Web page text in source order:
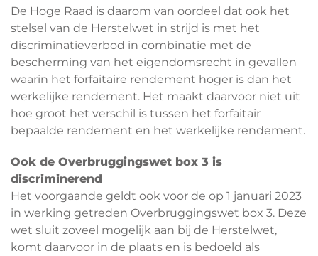
De Hoge Raad is daarom van oordeel dat ook het
stelsel van de Herstelwet in strijd is met het
discriminatieverbod in combinatie met de
bescherming van het eigendomsrecht in gevallen
waarin het forfaitaire rendement hoger is dan het
werkelijke rendement. Het maakt daarvoor niet uit
hoe groot het verschil is tussen het forfaitair
bepaalde rendement en het werkelijke rendement.
Ook de Overbruggingswet box 3 is
discriminerend
Het voorgaande geldt ook voor de op 1 januari 2023
in werking getreden Overbruggingswet box 3. Deze
wet sluit zoveel mogelijk aan bij de Herstelwet,
komt daarvoor in de plaats en is bedoeld als